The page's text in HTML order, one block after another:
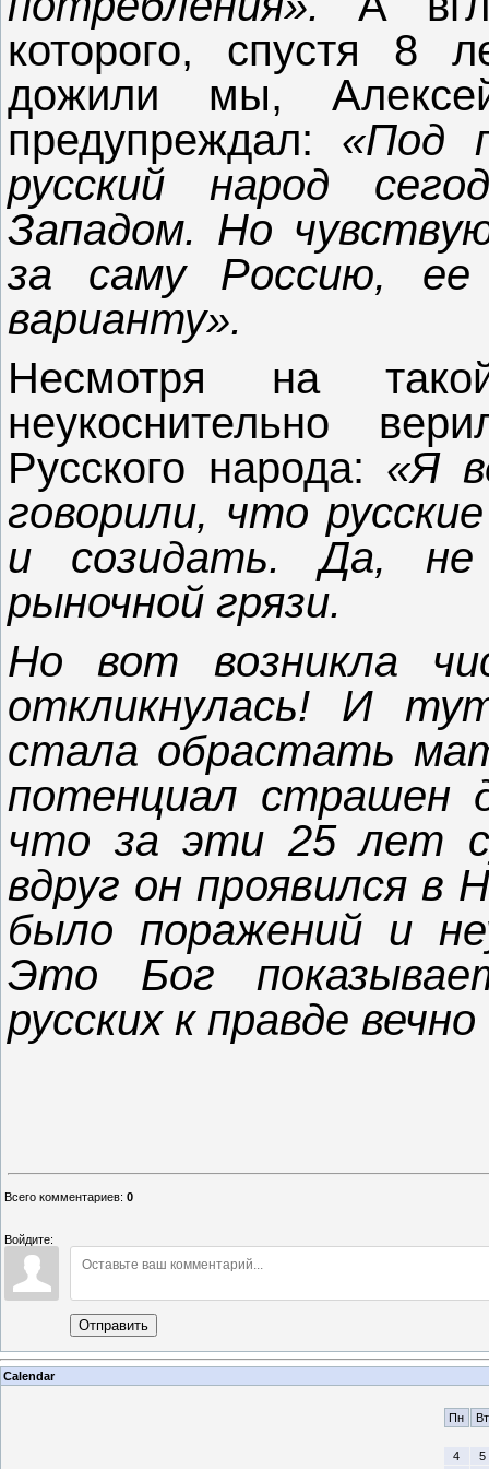
которого, спустя 8
дожили мы,
предупреждал: «Под
русский народ
Западом. Но
за саму Россию, ее
варианту».
Несмотря на
неукоснительно
Русского народа: «Я
говорили, что
и созидать. Да,
рыночной грязи.
Но вот возникла
откликнулась! И
стала обрастать
потенциал страшен
что за эти 25 лет
вдруг он проявился в
было поражений и
Это Бог
русских к правде
Всего комментариев: 0
Войдите:
Отправить
Calendar
Пн Вт
4
5